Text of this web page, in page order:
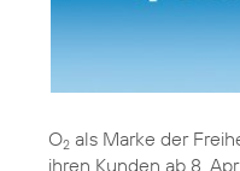
O2 als Marke der
ihren Kunden ab 8.